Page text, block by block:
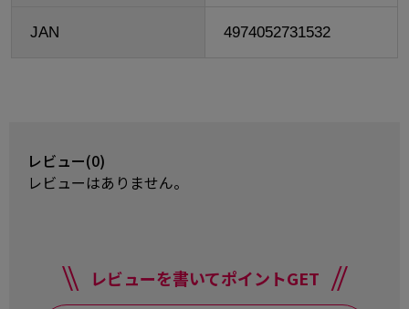
JAN 4974052731532
レビュー(0)
レビューはありません。
レビューを書いてポイントGET